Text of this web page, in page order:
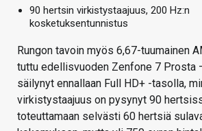
90 hertsin virkistystaajuus, 200 Hz:n
kosketuksentunnistus
Rungon tavoin myös 6,67-tuumainen
tuttu edellisvuoden Zenfone 7 Prosta
säilynyt ennallaan Full HD+ -tasolla,
virkistystaajuus on pysynyt 90
toteuttamaan selvästi 60 hertsiä